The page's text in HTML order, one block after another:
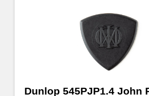
Dunlop 545PJP1.4 John